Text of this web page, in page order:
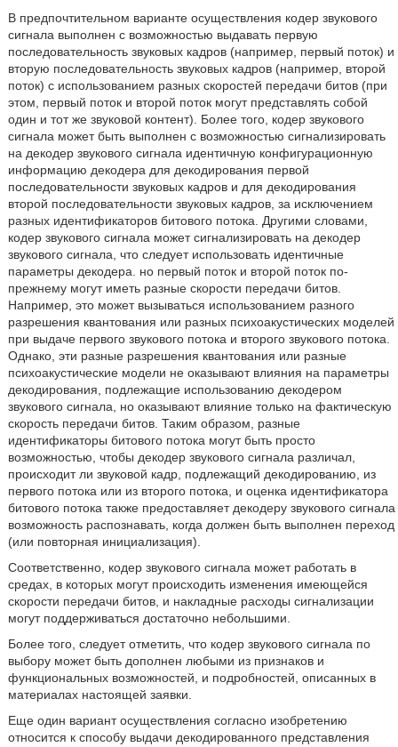
В предпочтительном варианте осуществления кодер звукового
сигнала выполнен с возможностью выдавать первую
последовательность звуковых кадров (например, первый поток) и
вторую последовательность звуковых кадров (например, второй
поток) с использованием разных скоростей передачи битов (при
этом, первый поток и второй поток могут представлять собой
один и тот же звуковой контент). Более того, кодер звукового
сигнала может быть выполнен с возможностью сигнализировать
на декодер звукового сигнала идентичную конфигурационную
информацию декодера для декодирования первой
последовательности звуковых кадров и для декодирования
второй последовательности звуковых кадров, за исключением
разных идентификаторов битового потока. Другими словами,
кодер звукового сигнала может сигнализировать на декодер
звукового сигнала, что следует использовать идентичные
параметры декодера. но первый поток и второй поток по-
прежнему могут иметь разные скорости передачи битов.
Например, это может вызываться использованием разного
разрешения квантования или разных психоакустических моделей
при выдаче первого звукового потока и второго звукового потока.
Однако, эти разные разрешения квантования или разные
психоакустические модели не оказывают влияния на параметры
декодирования, подлежащие использованию декодером
звукового сигнала, но оказывают влияние только на фактическую
скорость передачи битов. Таким образом, разные
идентификаторы битового потока могут быть просто
возможностью, чтобы декодер звукового сигнала различал,
происходит ли звуковой кадр, подлежащий декодированию, из
первого потока или из второго потока, и оценка идентификатора
битового потока также предоставляет декодеру звукового сигнала
возможность распознавать, когда должен быть выполнен переход
(или повторная инициализация).
Соответственно, кодер звукового сигнала может работать в
средах, в которых могут происходить изменения имеющейся
скорости передачи битов, и накладные расходы сигнализации
могут поддерживаться достаточно небольшими.
Более того, следует отметить, что кодер звукового сигнала по
выбору может быть дополнен любыми из признаков и
функциональных возможностей, и подробностей, описанных в
материалах настоящей заявки.
Еще один вариант осуществления согласно изобретению
относится к способу выдачи декодированного представления